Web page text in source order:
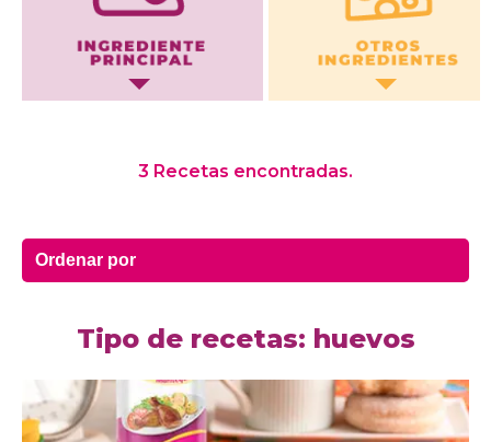
3 Recetas encontradas.
Tipo de recetas: huevos